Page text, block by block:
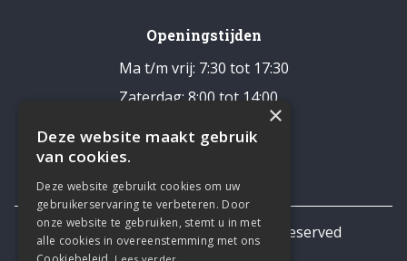
Openingstijden
Ma t/m vrij: 7:30 tot 17:30
Zaterdag: 8:00 tot 14:00
Zondag: gesloten
© 2026 TNL Business All rights reserved
Privacy statement
×
Deze website maakt gebruik
van cookies.
Deze website gebruikt cookies om uw
gebruikerservaring te verbeteren. Door
onze website te gebruiken, stemt u in met
alle cookies in overeenstemming met ons